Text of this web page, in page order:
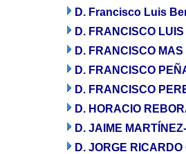
D. Francisco Luis
D. FRANCISCO
D. FRANCISCO MAS
D. FRANCISCO
D. FRANCISCO
D. HORACIO
D. JAIME
D. JORGE